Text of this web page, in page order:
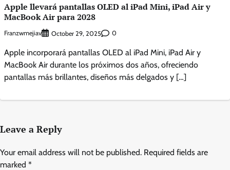
Apple llevará pantallas OLED al iPad Mini, iPad Air y
MacBook Air para 2028
Franzwmejiav October 29, 2025 0
Apple incorporará pantallas OLED al iPad Mini, iPad Air y
MacBook Air durante los próximos dos años, ofreciendo
pantallas más brillantes, diseños más delgados y […]
Leave a Reply
Your email address will not be published. Required fields are
marked *